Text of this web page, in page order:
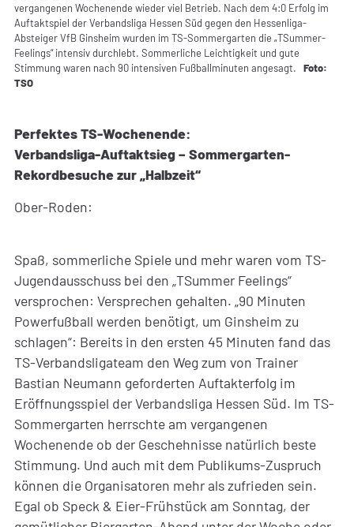
vergangenen Wochenende wieder viel Betrieb. Nach dem 4:0 Erfolg im
Auftaktspiel der Verbandsliga Hessen Süd gegen den Hessenliga-
Absteiger VfB Ginsheim wurden im TS-Sommergarten die „TSummer-
Feelings“ intensiv durchlebt. Sommerliche Leichtigkeit und gute
Stimmung waren nach 90 intensiven Fußballminuten angesagt. Foto:
TSO
Perfektes TS-Wochenende:
Verbandsliga-Auftaktsieg – Sommergarten-
Rekordbesuche zur „Halbzeit“
Ober-Roden:
Spaß, sommerliche Spiele und mehr waren vom TS-
Jugendausschuss bei den „TSummer Feelings“
versprochen: Versprechen gehalten. „90 Minuten
Powerfußball werden benötigt, um Ginsheim zu
schlagen“: Bereits in den ersten 45 Minuten fand das
TS-Verbandsligateam den Weg zum von Trainer
Bastian Neumann geforderten Auftakterfolg im
Eröffnungsspiel der Verbandsliga Hessen Süd. Im TS-
Sommergarten herrschte am vergangenen
Wochenende ob der Geschehnisse natürlich beste
Stimmung. Und auch mit dem Publikums-Zuspruch
können die Organisatoren mehr als zufrieden sein.
Egal ob Speck & Eier-Frühstück am Sonntag, der